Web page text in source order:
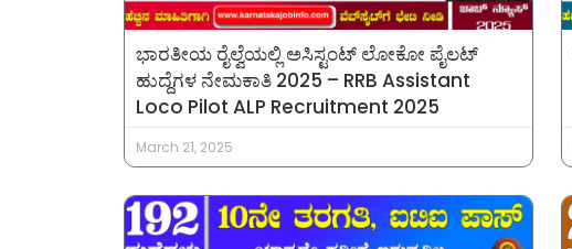
ಭಾರತೀಯ ರೈಲ್ವೆಯಲ್ಲಿ ಅಸಿಸ್ಟಂಟ್ ಲೋಕೋ ಪೈಲಟ್
ಹುದ್ದೆಗಳ ನೇಮಕಾತಿ 2025 – RRB Assistant
Loco Pilot ALP Recruitment 2025
March 21, 2025